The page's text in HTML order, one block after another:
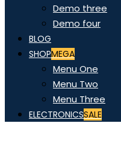
Demo three
Demo four
BLOG
SHOPMEGA
Menu One
Menu Two
Menu Three
ELECTRONICSSALE